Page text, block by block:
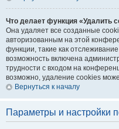
Что делает функция «Удалить
Она удаляет все созданные
авторизованным на этой
функции, такие как
возможность включена
трудности с входом на
возможно, удаление cookies
Вернуться к началу
Параметры и настройки